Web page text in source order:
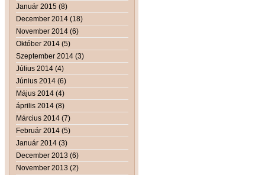
Január 2015 (8)
December 2014 (18)
November 2014 (6)
Október 2014 (5)
Szeptember 2014 (3)
Július 2014 (4)
Június 2014 (6)
Május 2014 (4)
április 2014 (8)
Március 2014 (7)
Február 2014 (5)
Január 2014 (3)
December 2013 (6)
November 2013 (2)